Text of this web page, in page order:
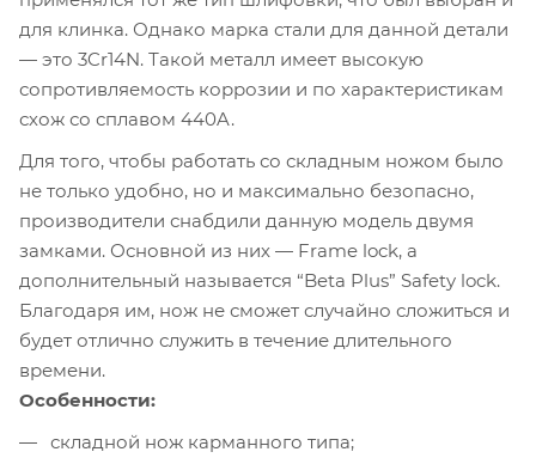
для клинка. Однако марка стали для данной детали
— это 3Cr14N. Такой металл имеет высокую
сопротивляемость коррозии и по характеристикам
схож со сплавом 440A.
Для того, чтобы работать со складным ножом было
не только удобно, но и максимально безопасно,
производители снабдили данную модель двумя
замками. Основной из них — Frame lock, а
дополнительный называется “Beta Plus” Safety lock.
Благодаря им, нож не сможет случайно сложиться и
будет отлично служить в течение длительного
времени.
Особенности:
складной нож карманного типа;